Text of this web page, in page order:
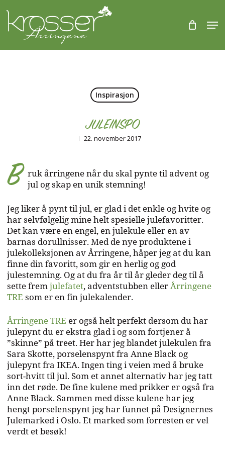
main
content
Kurv CLOSE
KURV
Inspirasjon
JULEINSPO
22. november 2017
B ruk årringene når du skal pynte til advent og
jul og skap en unik stemning!
Jeg liker å pynt til jul, er glad i det enkle og hvite og
har selvfølgelig mine helt spesielle julefavoritter.
Det kan være en engel, en julekule eller en av
barnas dorullnisser. Med de nye produktene i
julekolleksjonen av Årringene, håper jeg at du kan
finne din favoritt, som gir en herlig og god
julestemning. Og at du fra år til år gleder deg til å
sette frem julefatet, adventstubben eller Årringene
TRE som er en fin julekalender.
Årringene TRE er også helt perfekt dersom du har
julepynt du er ekstra glad i og som fortjener å
”skinne” på treet. Her har jeg blandet julekulen fra
Sara Skotte, porselenspynt fra Anne Black og
julepynt fra IKEA. Ingen ting i veien med å bruke
sort-hvitt til jul. Som et annet alternativ har jeg tatt
inn det røde. De fine kulene med prikker er også fra
Anne Black. Sammen med disse kulene har jeg
hengt porselenspynt jeg har funnet på Designernes
Julemarked i Oslo. Et marked som forresten er vel
verdt et besøk!
Close